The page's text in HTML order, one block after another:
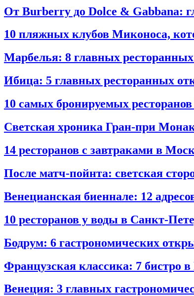
От Burberry до Dolce & Gabbana:
10 пляжных клубов Миконоса,
Марбелья: 8 главных
Ибица: 5 главных ресторанных
10 самых бронируемых
Светская хроника Гран‑при
14 ресторанов с завтраками в
После матч‑пойнта: светская
Венецианская биеннале: 12
10 ресторанов у воды в
Бодрум: 6 гастрономических
Французская классика: 7 бистро
Венеция: 3 главных